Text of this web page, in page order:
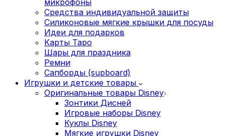
Средства индивидуальной защиты
Силиконовые мягкие крышки для посуды
Идеи для подарков
Карты Таро
Шары для праздника
Ремни
Сапборды (supboard)
Игрушки и детские товары
Оригинальные товары Disney
Зонтики Дисней
Игровые наборы Disney
Куклы Disney
Мягкие игрушки Disney